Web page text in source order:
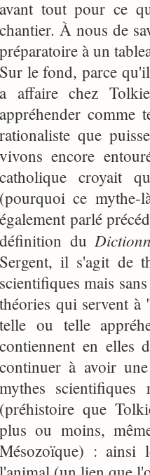
avant tout pour ce
chantier. À nous de
préparatoire à un
Sur le fond, parce
a affaire chez
appréhender comme
rationaliste que
vivons encore
catholique croyait
(pourquoi ce
également parlé
définition du
Sergent, il s'agit de
scientifiques mais
théories qui servent
telle ou telle
contiennent en elles
continuer à avoir
mythes
(préhistoire que
plus ou moins,
Mésozoïque) : ainsi